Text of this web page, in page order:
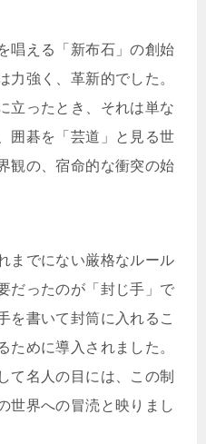
唱える「新布石」の創始
力強く、革新的でした。
立ったとき、それは単な
囲碁を「芸道」と見る世
観の、宿命的な衝突の始
までにない厳格なルール
だったのが「封じ手」で
を書いて封筒に入れるこ
ために導入されました。
て名人の目には、この制
世界への冒涜と映りまし